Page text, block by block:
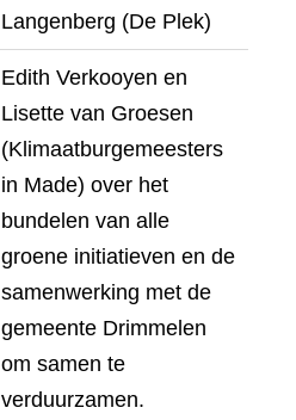
Langenberg (De Plek)
Edith Verkooyen en
Lisette van Groesen
(Klimaatburgemeesters
in Made) over het
bundelen van alle
groene initiatieven en de
samenwerking met de
gemeente Drimmelen
om samen te
verduurzamen.